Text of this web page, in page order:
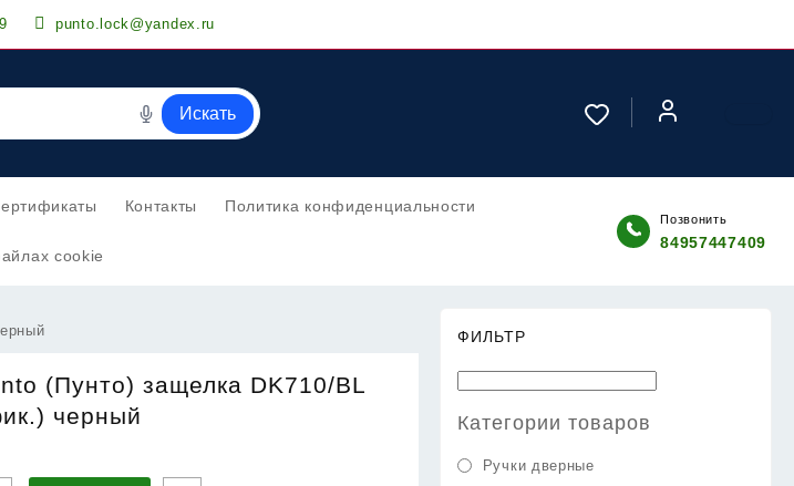
punto.lock@yandex.ru
Искать
Контакты Политика конфиденциальности
cookie
Позвонить
84957447409
(Пунто) защелка DK710/BL
черный
ФИЛЬТР
Категории товаров
Ручки дверные